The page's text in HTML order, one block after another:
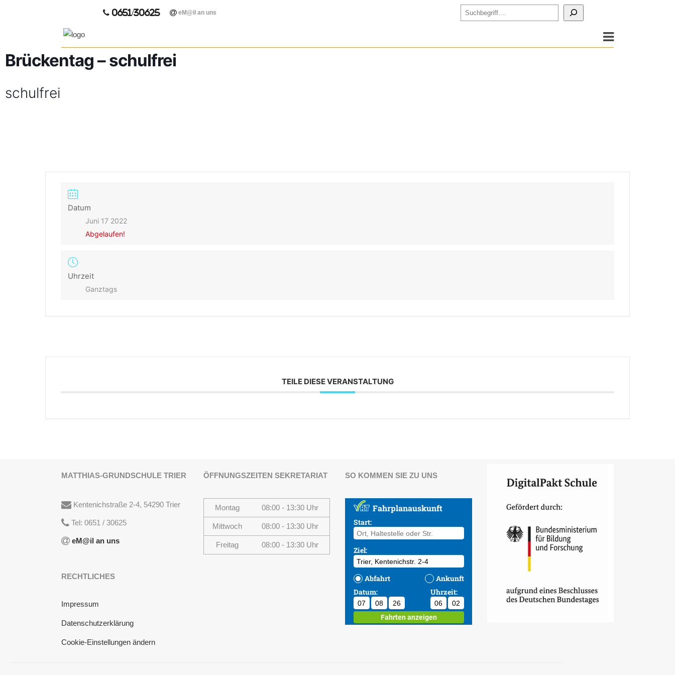
0651/30625 eM@il an uns
Brückentag – schulfrei
schulfrei
Datum
Juni 17 2022
Abgelaufen!
Uhrzeit
Ganztags
TEILE DIESE VERANSTALTUNG
MATTHIAS-GRUNDSCHULE TRIER
Kentenichstraße 2-4, 54290 Trier
Tel: 0651 / 30625
eM@il an uns
RECHTLICHES
Impressum
Datenschutzerklärung
Cookie-Einstellungen ändern
ÖFFNUNGSZEITEN SEKRETARIAT
Montag 08:00 - 13:30 Uhr
Mittwoch 08:00 - 13:30 Uhr
Freitag 08:00 - 13:30 Uhr
SO KOMMEN SIE ZU UNS